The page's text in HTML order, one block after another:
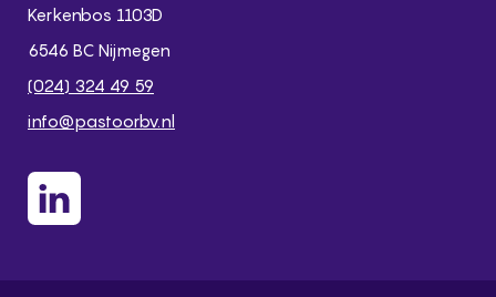
Kerkenbos 1103D
6546 BC Nijmegen
(024) 324 49 59
info@pastoorbv.nl